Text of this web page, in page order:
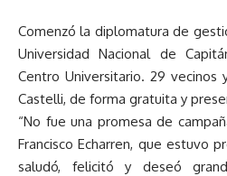
Comenzó la diplomatura de
Universidad Nacional de
Centro Universitario. 29 vecinos
Castelli, de forma gratuita y
“No fue una promesa de
Francisco Echarren, que estuvo
saludó, felicitó y deseó